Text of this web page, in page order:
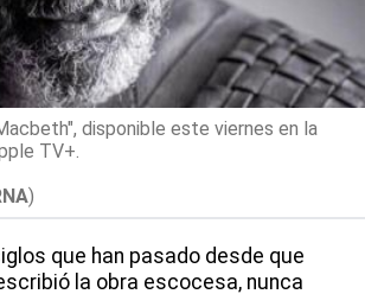
disponible este viernes en la
TV+.
)
que han pasado desde que
la obra escocesa, nunca